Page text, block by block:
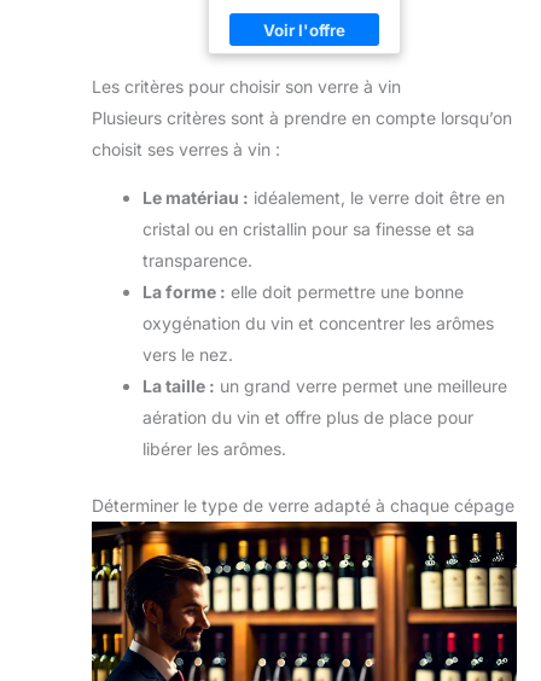
Les critères pour choisir son verre à vin
Plusieurs critères sont à prendre en compte lorsqu’on
choisit ses verres à vin :
Le matériau : idéalement, le verre doit être en
cristal ou en cristallin pour sa finesse et sa
transparence.
La forme : elle doit permettre une bonne
oxygénation du vin et concentrer les arômes
vers le nez.
La taille : un grand verre permet une meilleure
aération du vin et offre plus de place pour
libérer les arômes.
Déterminer le type de verre adapté à chaque cépage